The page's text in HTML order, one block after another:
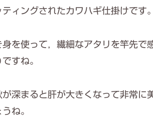
ィングされたカワハギ仕掛けです。
を使って，繊細なアタリを竿先で
すね。
深まると肝が大きくなって非常に
ね。